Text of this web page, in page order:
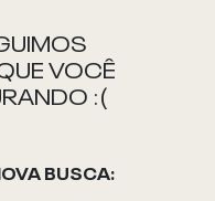
VOCÊ
:(
BUSCA: